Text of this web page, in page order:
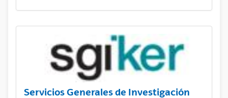
Servicios Generales de Investigación